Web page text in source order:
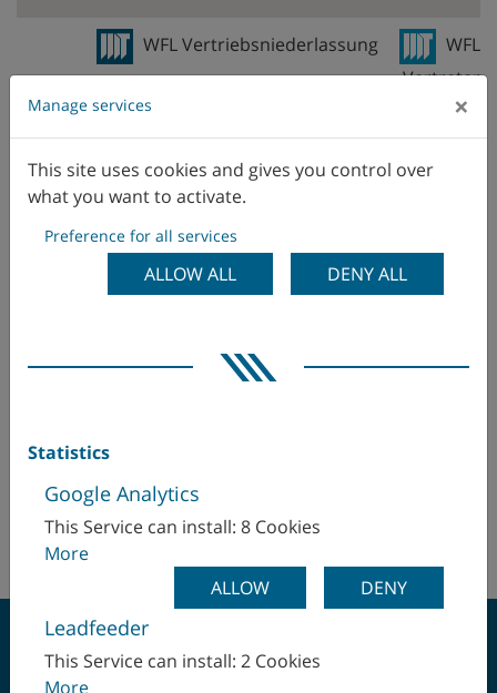
Corea
Danimarca
Ecuador
Francia
Germania
Gran Bretagna
India
WFL Vertriebsniederlassung
WFL
Vertreter
WFL Millturn Technologies GmbH & Co. KG
Wahringerstraße 36
+43 732 6913/5944
+43 664 3084863
http://www.wfl.at
Manage services ×
This site uses cookies and gives you control over
what you want to activate.
Preference for all services
ALLOW ALL DENY ALL
Statistics
Google Analytics
This Service can install: 8 Cookies
More
ALLOW
DENY
Leadfeeder
This Service can install: 2 Cookies
More